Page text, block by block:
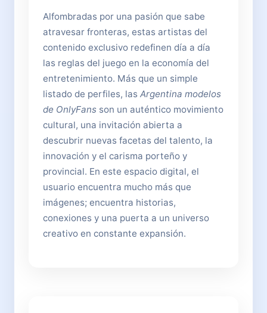
Alfombradas por una pasión que sabe
atravesar fronteras, estas artistas del
contenido exclusivo redefinen día a día
las reglas del juego en la economía del
entretenimiento. Más que un simple
listado de perfiles, las Argentina modelos
de OnlyFans son un auténtico movimiento
cultural, una invitación abierta a
descubrir nuevas facetas del talento, la
innovación y el carisma porteño y
provincial. En este espacio digital, el
usuario encuentra mucho más que
imágenes; encuentra historias,
conexiones y una puerta a un universo
creativo en constante expansión.